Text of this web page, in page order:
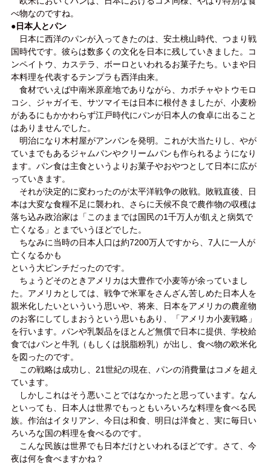
べ物なのですね。
●日本人とパン
日本に西洋のパンが入ってきたのは、安土桃山時代、つまり戦
国時代です。彼らは数多くの文化を日本に残していきました。コ
ンペイトウ、カステラ、ボーロといわれるお菓子たち。いまや日
本料理を代表するテンプラも西洋由来。
食材でいえば中南米原産地でありながら、カボチャやトウモロ
コシ、ジャガイモ、サツマイモは日本に根付きましたが、小麦粉
があるにもかかわらず江戸時代にパンが日本人の食卓に出ること
はありませんでした。
明治になり木村屋がアンパンを発明。これが大当たりし、やが
ていまでもあるジャムパンやクリームパンも作られるようになり
ます。パン食は主食というよりお菓子やおやつとして日本に広が
っていきます。
それが決定的に変わったのが太平洋戦争の敗戦。敗戦直後、日
本は大変な食糧不足に襲われ、さらに天候不良で農作物の収穫は
落ち込み政治家は「このままでは国民の1千万人が飢えと病気で
亡くなる」とまでいうほどでした。
ちなみに当時の日本人口は約7200万人ですから、7人に一人が
亡くなるかも
という大ピンチだったのです。
ちょうどそのときアメリカは大豊作で小麦等が余っていまし
た。アメリカとしては、戦争で米軍をさんざん苦しめた日本人を
親米化したいといういう思いや、将来、日本をアメリカの農産物
のお客にしてしまおうという思いもあり、「アメリカ小麦戦略」
を行います。パンや乳製品をほとんど無償で日本に提供、学校給
食ではパンと牛乳（もしくは脱脂粉乳）が出し、食べ物の欧米化
を図ったのです。
この戦略は成功し、21世紀の現在、パンの消費量はコメを超え
ています。
しかしこれはそう悪いことではなかったと思っています。なん
といっても、日本人は世界でもっともいろいろな料理を食べる民
族。作治はイタリアン、今日は和食、明日は洋食と、実に毎日い
ろいろな国の料理を食べるのです。
こんな民族は世界でも日本だけといわれるほどです。さて、今
夜は何を食べますかね？